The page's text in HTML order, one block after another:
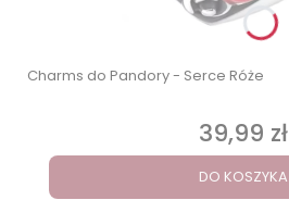
Charms do Pandory - Serce Róże
Cena
39,99 zł
DO KOSZYKA